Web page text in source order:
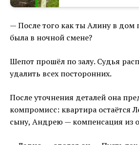
— После того как ты Алину в дом
была в ночной смене?
Шепот прошёл по залу. Судья
удалить всех посторонних.
После уточнения деталей она
компромисс: квартира остаётся
сыну, Андрею — компенсация из